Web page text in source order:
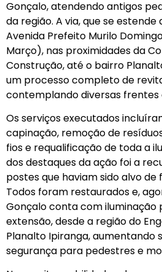
Gonçalo, atendendo antigos
da região. A via, que se estende
Avenida Prefeito Murilo
Março), nas proximidades da
Construção, até o bairro
um processo completo de
contemplando diversas frentes
Os serviços executados
capinação, remoção de
fios e requalificação de toda a
dos destaques da ação foi a
postes que haviam sido alvo de
Todos foram restaurados e,
Gonçalo conta com iluminação
extensão, desde a região do
Planalto Ipiranga, aumentando
segurança para pedestres e